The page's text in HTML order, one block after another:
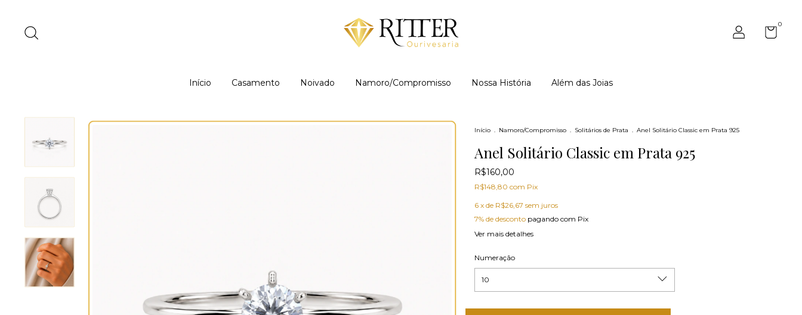
0
Início Casamento Noivado Namoro/Compromisso Nossa História Além das Joias
Início . Namoro/Compromisso . Solitários de Prata . Anel Solitário Classic em Prata 925
Anel Solitário Classic em Prata 925
R$160,00
R$148,80 com Pix
6 x de R$26,67 sem juros
7% de descontopagando com Pix
Ver mais detalhes
Numeração